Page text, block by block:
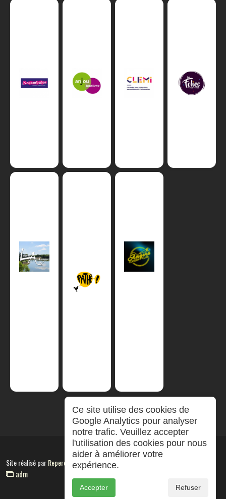
Site réalisé parRepereCom
adm
Ce site utilise des cookies de
Google Analytics pour analyser
notre trafic. Veuillez accepter
l'utilisation des cookies pour nous
aider à améliorer votre
expérience.
Accepter Refuser